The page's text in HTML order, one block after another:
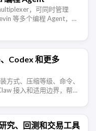
，可同时管理
等多个编程 Agent，并
Codex 和更多
方式、压缩等级、命令、
接入和适用边界，帮助
究、回测和交易工具